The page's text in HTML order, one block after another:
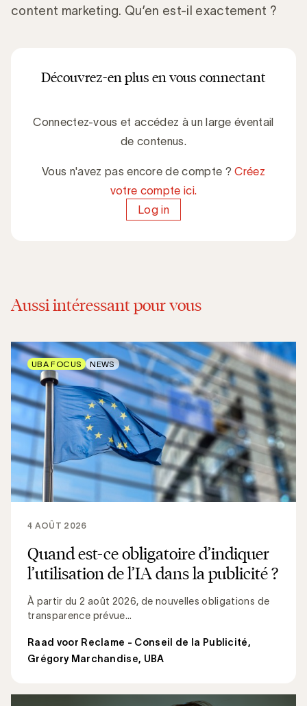
content marketing. Qu’en est-il exactement ?
Découvrez-en plus en vous connectant
Connectez-vous et accédez à un large éventail
de contenus.
Vous n'avez pas encore de compte ?Créez
votre compte ici.
Log in
Aussi intéressant pour vous
Quand est-ce obligatoire d’indiquer
l’utilisation de l’IA dans la publicité ?
À partir du 2 août 2026, de nouvelles obligations de
transparence prévue...
4 AOÛT 2026
Raad voor Reclame - Conseil de la Publicité,
Grégory Marchandise, UBA
UBA FOCUS NEWS